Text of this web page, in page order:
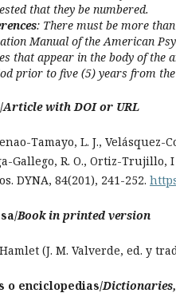
that they be numbered.
: There must be more
Manual of the American
that appear in the body of
prior to five (5) years from
Article with DOI or URL
Tamayo, L. J., Velásquez-
Gallego, R. O., Ortiz-
DYNA, 84(201), 241-252.
Book in printed version
(J. M. Valverde, ed. y
o enciclopedias/